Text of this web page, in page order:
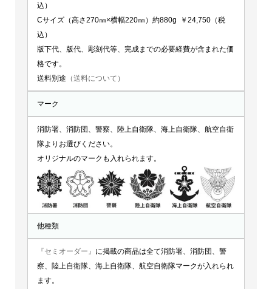
込）
Cサイズ（高さ270㎜×横幅220㎜）約880g ￥24,750（税
込）
版下代、版代、彫刻代等、完成までの必要経費が含まれた価
格です。
送料別途 （送料について）
マーク
消防署、消防団、警察、陸上自衛隊、海上自衛隊、航空自衛
隊よりお選びください。
オリジナルのマークも入れられます。
他種類
『セミオーダー』 に掲載の商品は全て消防署、消防団、警
察、陸上自衛隊、海上自衛隊、航空自衛隊マークが入れられ
ます。